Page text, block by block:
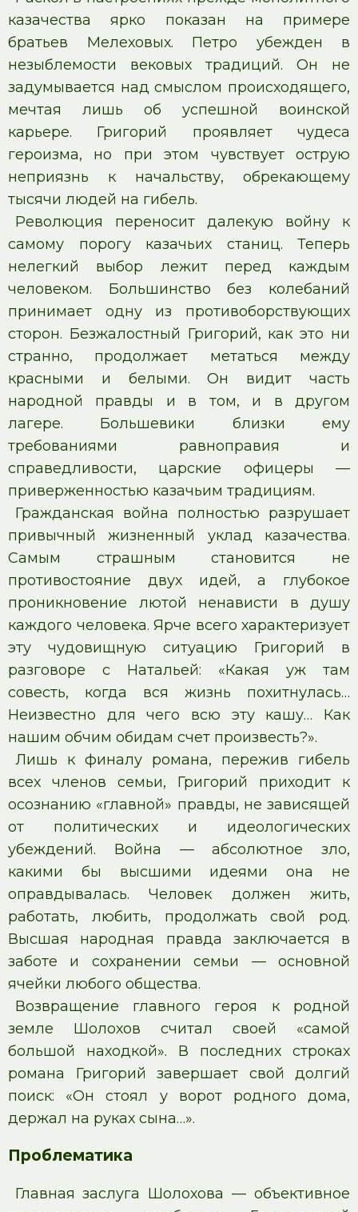
казачества ярко показан на примере
братьев Мелеховых. Петро убежден в
незыблемости вековых традиций. Он не
задумывается над смыслом происходящего,
мечтая лишь об успешной воинской
карьере. Григорий проявляет чудеса
героизма, но при этом чувствует острую
неприязнь к начальству, обрекающему
тысячи людей на гибель.
Революция переносит далекую войну к
самому порогу казачьих станиц. Теперь
нелегкий выбор лежит перед каждым
человеком. Большинство без колебаний
принимает одну из противоборствующих
сторон. Безжалостный Григорий, как это ни
странно, продолжает метаться между
красными и белыми. Он видит часть
народной правды и в том, и в другом
лагере. Большевики близки ему
требованиями равноправия и
справедливости, царские офицеры —
приверженностью казачьим традициям.
Гражданская война полностью разрушает
привычный жизненный уклад казачества.
Самым страшным становится не
противостояние двух идей, а глубокое
проникновение лютой ненависти в душу
каждого человека. Ярче всего характеризует
эту чудовищную ситуацию Григорий в
разговоре с Натальей: «Какая уж там
совесть, когда вся жизнь похитнулась…
Неизвестно для чего всю эту кашу… Как
нашим обчим обидам счет произвесть?».
Лишь к финалу романа, пережив гибель
всех членов семьи, Григорий приходит к
осознанию «главной» правды, не зависящей
от политических и идеологических
убеждений. Война — абсолютное зло,
какими бы высшими идеями она не
оправдывалась. Человек должен жить,
работать, любить, продолжать свой род.
Высшая народная правда заключается в
заботе и сохранении семьи — основной
ячейки любого общества.
Возвращение главного героя к родной
земле Шолохов считал своей «самой
большой находкой». В последних строках
романа Григорий завершает свой долгий
поиск: «Он стоял у ворот родного дома,
держал на руках сына…».
Проблематика
Главная заслуга Шолохова — объективное